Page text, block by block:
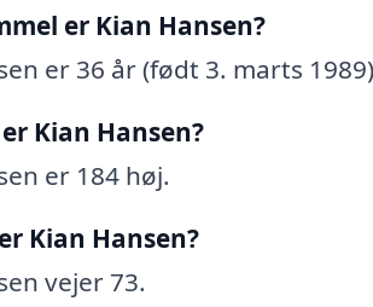
er Kian Hansen?
er 36 år (født 3. marts
Kian Hansen?
er 184 høj.
Kian Hansen?
vejer 73.